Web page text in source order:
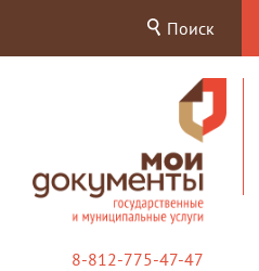
Поиск
8-812-775-47-47